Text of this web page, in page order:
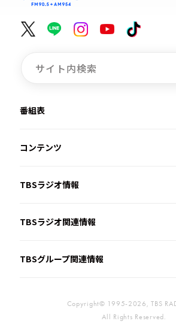
番組表
コンテンツ
TBSラジオ情報
TBSラジオ関連情報
TBSグループ関連情報
Copyright© 1995-2026, TBS
All Rights Reserved.